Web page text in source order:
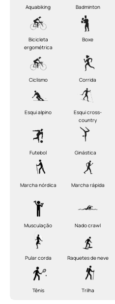
Aquabiking Badminton
Bicicleta
ergométrica
Boxe
Ciclismo Corrida
Esqui alpino
Esqui cross-
country
Futebol Ginástica
Marcha nórdica Marcha rápida
Musculação Nado crawl
Pular corda Raquetes de neve
Tênis Trilha